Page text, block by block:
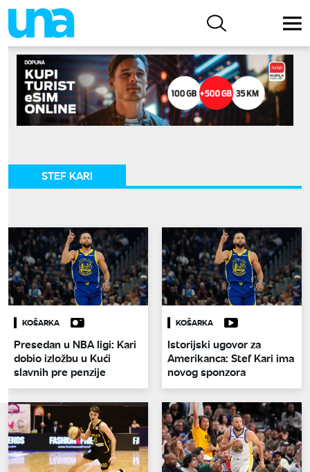
STEF KARI
KOŠARKA
Presedan u NBA ligi: Kari
dobio izložbu u Kući
slavnih pre penzije
KOŠARKA
Istorijski ugovor za
Amerikanca: Stef Kari ima
novog sponzora